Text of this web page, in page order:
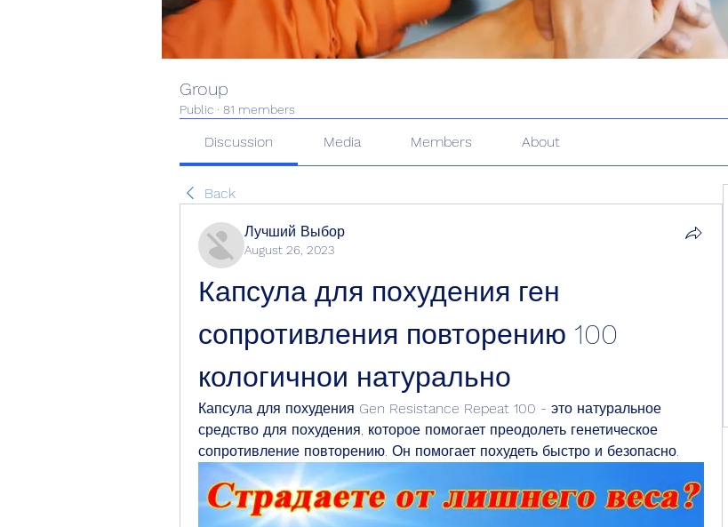
Group
Public · 81 members
Discussion Media Members About
Back
Лучший Выбор
August 26, 2023
Капсула для похудения ген
сопротивления повторению 100
кологичнои натурально
Капсула для похудения Gen Resistance Repeat 100 - это натуральное
средство для похудения, которое помогает преодолеть генетическое
сопротивление повторению. Он помогает похудеть быстро и безопасно.